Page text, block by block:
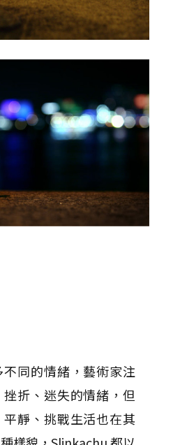
同的情緒，藝術家注
折、迷失的情緒，但
靜、挑戰生活也在其